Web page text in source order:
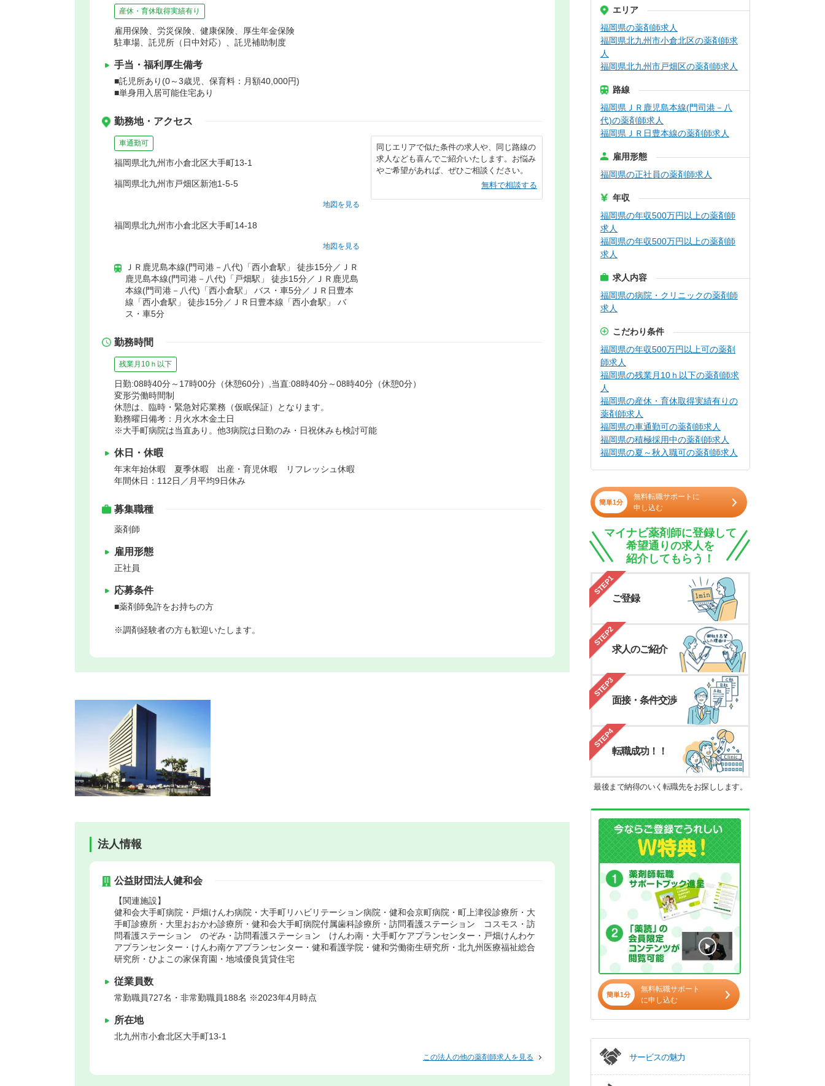
産休・育休取得実績有り
雇用保険、労災保険、健康保険、厚生年金保険
駐車場、託児所（日中対応）、託児補助制度
手当・福利厚生備考
■託児所あり(0～3歳児、保育料：月額40,000円)
■単身用入居可能住宅あり
勤務地・アクセス
車通勤可
福岡県北九州市小倉北区大手町13-1
福岡県北九州市戸畑区新池1-5-5
地図を見る
福岡県北九州市小倉北区大手町14-18
地図を見る
ＪＲ鹿児島本線(門司港－八代)「西小倉駅」 徒歩15分／ＪＲ
鹿児島本線(門司港－八代)「戸畑駅」 徒歩15分／ＪＲ鹿児島
本線(門司港－八代)「西小倉駅」 バス・車5分／ＪＲ日豊本
線「西小倉駅」 徒歩15分／ＪＲ日豊本線「西小倉駅」 バ
ス・車5分
同じエリアで似た条件の求人や、同じ路線の
求人なども喜んでご紹介いたします。お悩み
やご希望があれば、ぜひご相談ください。
無料で相談する
勤務時間
残業月10ｈ以下
日勤:08時40分～17時00分（休憩60分）,当直:08時40分～08時40分（休憩0分）
変形労働時間制
休憩は、臨時・緊急対応業務（仮眠保証）となります。
勤務曜日備考：月火水木金土日
※大手町病院は当直あり。他3病院は日勤のみ・日祝休みも検討可能
休日・休暇
年末年始休暇 夏季休暇 出産・育児休暇 リフレッシュ休暇
年間休日：112日／月平均9日休み
募集職種
薬剤師
雇用形態
正社員
応募条件
■薬剤師免許をお持ちの方
※調剤経験者の方も歓迎いたします。
法人情報
公益財団法人健和会
【関連施設】
健和会大手町病院・戸畑けんわ病院・大手町リハビリテーション病院・健和会京町病院・町上津役診療所・大
手町診療所・大里おおかわ診療所・健和会大手町病院付属歯科診療所・訪問看護ステーション コスモス・訪
問看護ステーション のぞみ・訪問看護ステーション けんわ南・大手町ケアプランセンター・戸畑けんわケ
アプランセンター・けんわ南ケアプランセンター・健和看護学院・健和労働衛生研究所・北九州医療福祉総合
研究所・ひよこの家保育園・地域優良賃貸住宅
従業員数
常勤職員727名・非常勤職員188名 ※2023年4月時点
所在地
北九州市小倉北区大手町13-1
この法人の他の薬剤師求人を見る
エリア
福岡県の薬剤師求人
福岡県北九州市小倉北区の薬剤師求
人
福岡県北九州市戸畑区の薬剤師求人
路線
福岡県ＪＲ鹿児島本線(門司港－八
代)の薬剤師求人
福岡県ＪＲ日豊本線の薬剤師求人
雇用形態
福岡県の正社員の薬剤師求人
年収
福岡県の年収500万円以上の薬剤師
求人
福岡県の年収500万円以上の薬剤師
求人
求人内容
福岡県の病院・クリニックの薬剤師
求人
こだわり条件
福岡県の年収500万円以上可の薬剤
師求人
福岡県の残業月10ｈ以下の薬剤師求
人
福岡県の産休・育休取得実績有りの
薬剤師求人
福岡県の車通勤可の薬剤師求人
福岡県の積極採用中の薬剤師求人
福岡県の夏～秋入職可の薬剤師求人
簡単1分
無料転職サポートに
申し込む
マイナビ薬剤師に登録して
希望通りの求人を
紹介してもらう！
STEP1
ご登録
STEP2
求人のご紹介
STEP3
面接・条件交渉
STEP4
転職成功！！
最後まで納得のいく転職先をお探しします。
簡単1分
無料転職サポート
に申し込む
サービスの魅力